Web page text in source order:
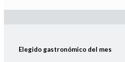
Elegido gastronómico del mes